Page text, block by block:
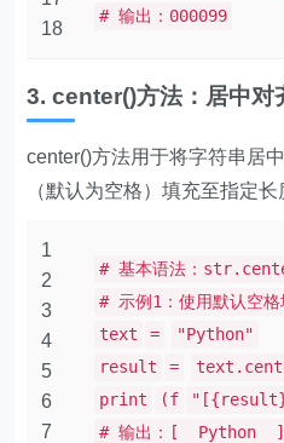
18
# 输出：000099
3. center()方法：居中对
center()方法用于将字符串居
（默认为空格）填充至指定长
1
2
3
4
5
6
7
# 基本语法：
# 示例1：使用默认空格
text
=
"Python"
result
=
print
(f
# 输出：[ Python ]